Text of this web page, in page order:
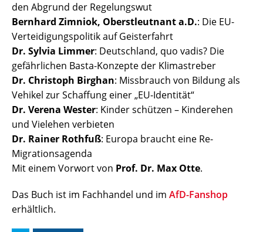
den Abgrund der Regelungswut
Bernhard Zimniok, Oberstleutnant a.D.: Die EU-
Verteidigungspolitik auf Geisterfahrt
Dr. Sylvia Limmer: Deutschland, quo vadis? Die
gefährlichen Basta-Konzepte der Klimastreber
Dr. Christoph Birghan: Missbrauch von Bildung als
Vehikel zur Schaffung einer „EU-Identität“
Dr. Verena Wester: Kinder schützen – Kinderehen
und Vielehen verbieten
Dr. Rainer Rothfuß: Europa braucht eine Re-
Migrationsagenda
Mit einem Vorwort von Prof. Dr. Max Otte.
Das Buch ist im Fachhandel und im AfD-Fanshop
erhältlich.